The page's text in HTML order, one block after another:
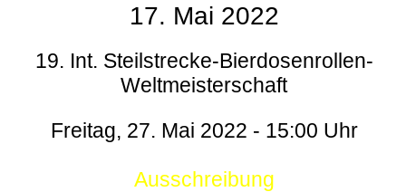
17. Mai 2022
19. Int. Steilstrecke-Bierdosenrollen-
Weltmeisterschaft
Freitag, 27. Mai 2022 - 15:00 Uhr
Ausschreibung